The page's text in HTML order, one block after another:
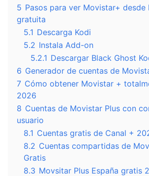
5 Pasos para ver Movistar+ desde
gratuita
5.1 Descarga Kodi
5.2 Instala Add-on
5.2.1 Descargar Black Ghost
6 Generador de cuentas de
7 Cómo obtener Movistar +
2026
8 Cuentas de Movistar Plus con
usuario
8.1 Cuentas gratis de Canal +
8.2 Cuentas compartidas de
Gratis
8.3 Movsitar Plus España gratis